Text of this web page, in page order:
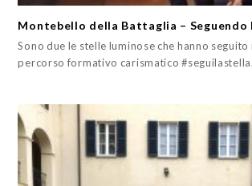
Montebello della Battaglia – Seguendo
Sono due le stelle luminose che hanno
percorso formativo carismatico